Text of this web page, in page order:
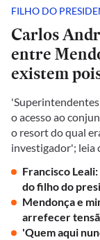
FILHO DO
Carlos
entre
existem
o acesso ao
o resort do qual
investigador'; leia
Francisco
do filho do
Mendonça e
arrefecer
'Quem aqui